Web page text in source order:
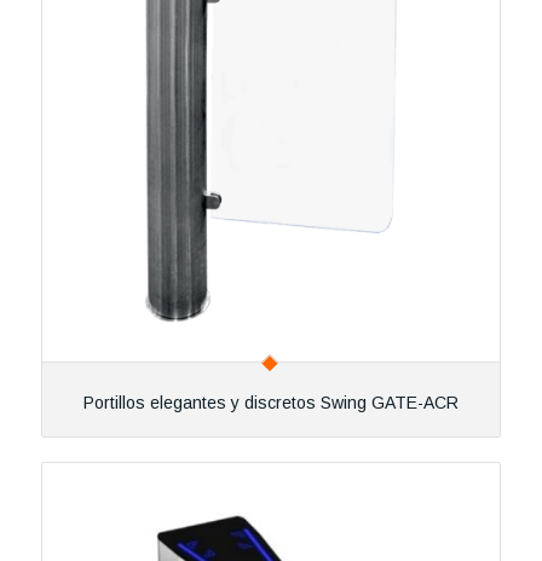
Portillos elegantes y discretos Swing GATE-ACR